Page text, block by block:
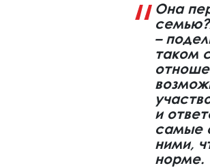
Она
–
таком
и
самые
ними,
норме.